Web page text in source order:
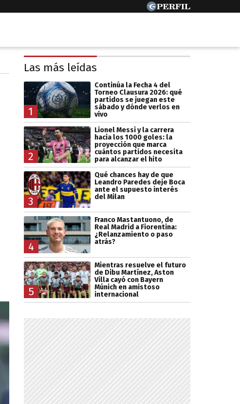
Las más leídas
1
Continúa la Fecha 4 del
Torneo Clausura 2026: qué
partidos se juegan este
sábado y dónde verlos en
vivo
2
Lionel Messi y la carrera
hacia los 1000 goles: la
proyección que marca
cuántos partidos necesita
para alcanzar el hito
3
Qué chances hay de que
Leandro Paredes deje Boca
ante el supuesto interés
del Milan
4
Franco Mastantuono, de
Real Madrid a Fiorentina:
¿Relanzamiento o paso
atrás?
5
Mientras resuelve el futuro
de Dibu Martínez, Aston
Villa cayó con Bayern
Múnich en amistoso
internacional